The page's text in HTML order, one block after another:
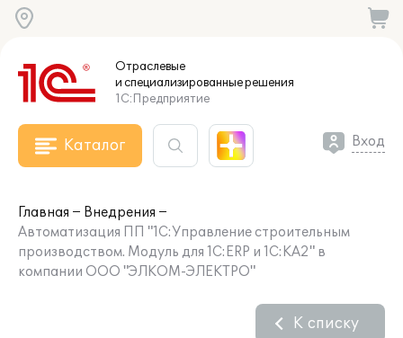
Отраслевые
и специализированныерешения
1С:Предприятие
Каталог Вход
Главная
Внедрения
Автоматизация ПП "1С:Управление строительным
производством. Модуль для 1С:ERP и 1С:КА2" в
компании ООО "ЭЛКОМ-ЭЛЕКТРО"
К списку